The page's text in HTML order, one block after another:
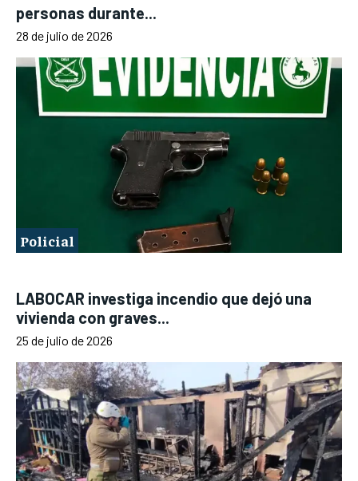
personas durante...
28 de julio de 2026
Policial
LABOCAR investiga incendio que dejó una
vivienda con graves...
25 de julio de 2026